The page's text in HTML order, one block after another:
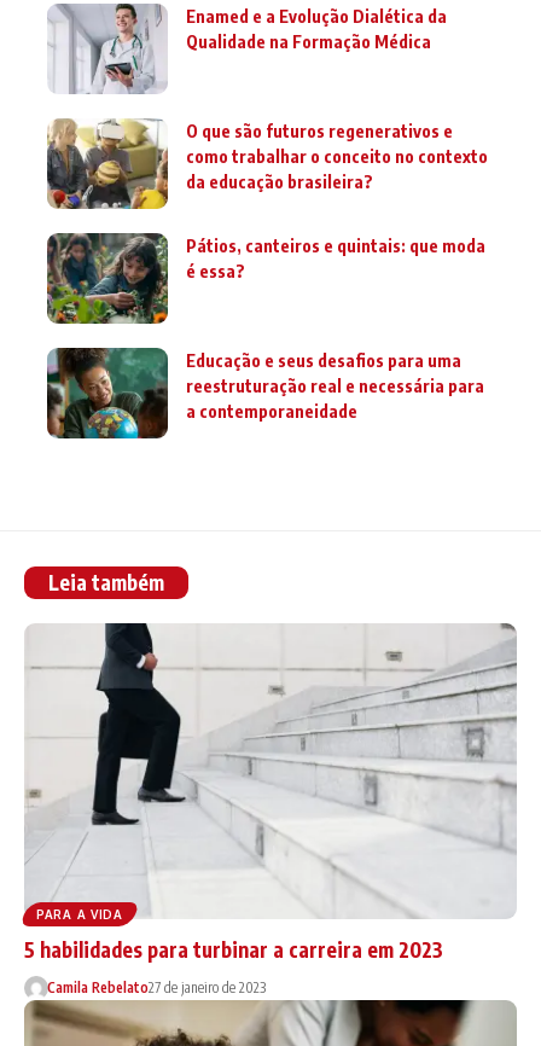
Enamed e a Evolução Dialética da
Qualidade na Formação Médica
O que são futuros regenerativos e
como trabalhar o conceito no contexto
da educação brasileira?
Pátios, canteiros e quintais: que moda
é essa?
Educação e seus desafios para uma
reestruturação real e necessária para
a contemporaneidade
Leia também
PARA A VIDA
5 habilidades para turbinar a carreira em 2023
Camila Rebelato27 de janeiro de 2023